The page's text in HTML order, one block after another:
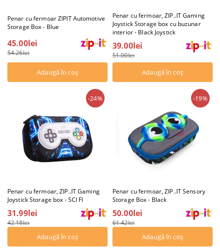
Penar cu fermoar ZIPIT Automotive
Storage Box - Blue
45.00lei
54.26lei
Penar cu fermoar, ZIP..IT Gaming
Joystick Storage box cu buzunar
interior - Black Joystick
39.00lei
51.00lei
Penar cu fermoar, ZIP..IT Gaming
Joystick Storage box - SCI FI
-24%
31.99lei
42.18lei
Penar cu fermoar, ZIP..IT Sensory
Storage Box - Black
-19%
50.00lei
61.42lei